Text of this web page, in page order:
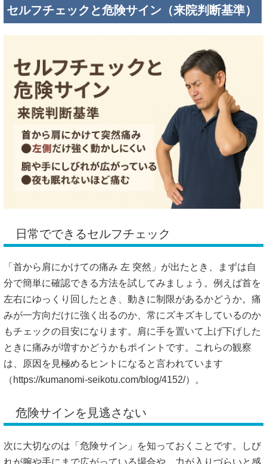
セルフチェックと危険サイン（来院判断基準）
日常でできるセルフチェック
「首から肩にかけての痛み 左 突然」が出たとき、まずは自
分で簡単に確認できる方法を試してみましょう。例えば首を
左右にゆっくり回したとき、動きに制限があるかどうか。痛
みが一方向だけに強く出るのか、常にズキズキしているのか
もチェックの目安になります。肩に手を置いて上げ下げした
ときに痛みが増すかどうかもポイントです。これらの観察
は、原因を見極めるヒントになると言われています
（ https://kumanomi-seikotu.com/blog/4152/）。
危険サインを見逃さない
次に大切なのは「危険サイン」を知っておくことです。しび
れが腕や手にまで広がっている場合や、力が入りづらいと感